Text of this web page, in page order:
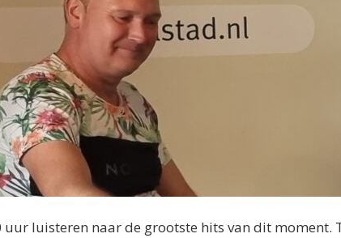
luisteren naar de grootste hits van dit moment.